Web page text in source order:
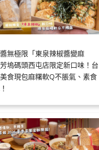
無極限「東泉辣椒醬變麻
塢碼頭西屯店限定新口味！台
食現包麻糬軟Q不脹氣、素食